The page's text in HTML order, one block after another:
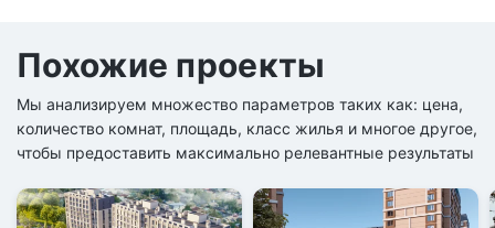
Похожие проекты
Мы анализируем множество параметров таких как: цена,
количество комнат, площадь, класс жилья и многое другое,
чтобы предоставить максимально релевантные результаты